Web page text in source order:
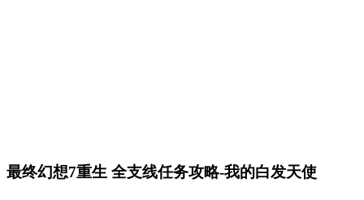
最终幻想7重生 全支线任务攻略-我的白发天使